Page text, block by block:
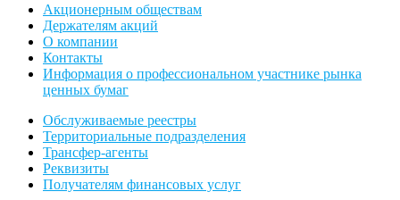
Акционерным обществам
Держателям акций
О компании
Контакты
Информация о профессиональном участнике рынка
ценных бумаг
Обслуживаемые реестры
Территориальные подразделения
Трансфер-агенты
Реквизиты
Получателям финансовых услуг